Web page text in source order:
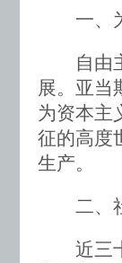
一、为
自由主
展。亚当
为资本主
征的高度
生产。
二、社
近三十